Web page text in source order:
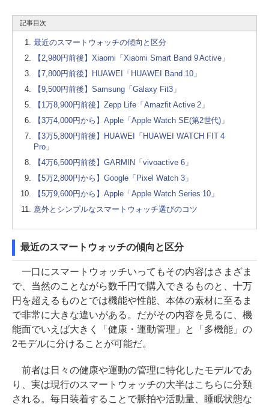
記事目次
最近のスマートウォッチの傾向と区分
【2,980円前後】Xiaomi「Xiaomi Smart Band 9 Active」
【7,800円前後】HUAWEI「HUAWEI Band 10」
【9,500円前後】Samsung「Galaxy Fit3」
【1万8,900円前後】Zepp Life「Amazfit Active 2」
【3万4,000円から】Apple「Apple Watch SE(第2世代)」
【3万5,800円前後】HUAWEI「HUAWEI WATCH FIT 4
Pro」
【4万6,500円前後】GARMIN「vivoactive 6」
【5万2,800円から】Google「Pixel Watch 3」
【5万9,600円から】Apple「Apple Watch Series 10」
意外とシンプルなスマートウォッチ選びのコツ
最近のスマートウォッチの傾向と区分
一口にスマートウォッチいってもその内容はさまざま
で、当然のことながら数千円で購入できるものと、十万
円を超えるものとでは機能や性能、本体の素材に至るま
で非常に大きな違いがある。だがその内容を見るに、機
能面でいえば大きく「健康・運動管理」と「多機能」の
2モデルに分けることが可能だ。
前者は日々の健康や運動の管理に特化したモデルであ
り、実は現行のスマートウォッチの大半はこちらに分類
される。毎日装着することで脈拍や活動量、睡眠状態な